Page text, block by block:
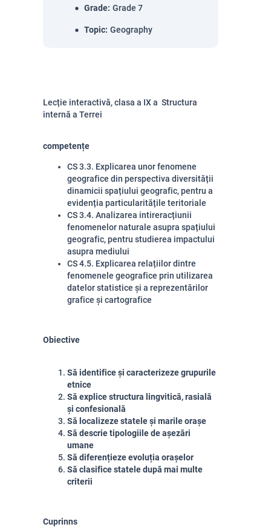
Grade: Grade 7
Topic: Geography
Lecție interactivă, clasa a IX a Structura
internă a Terrei
competențe
CS 3.3. Explicarea unor fenomene
geografice din perspectiva diversității
dinamicii spațiului geografic, pentru a
evidenția particularitățile teritoriale
CS 3.4. Analizarea intireracțiunii
fenomenelor naturale asupra spațiului
geografic, pentru studierea impactului
asupra mediului
CS 4.5. Explicarea relațiilor dintre
fenomenele geografice prin utilizarea
datelor statistice și a reprezentărilor
grafice și cartografice
Obiective
Să identifice și caracterizeze grupurile
etnice
Să explice structura lingvitică, rasială
și confesională
Să localizeze statele și marile orașe
Să descrie tipologiile de așezări
umane
Să diferențieze evoluția orașelor
Să clasifice statele după mai multe
criterii
Cuprinns